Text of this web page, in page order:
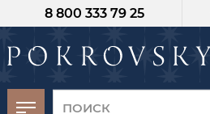
8 800 333 79 25
-30%
от 15 дней с
момента оплаты